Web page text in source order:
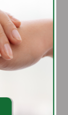
УВ № 606040